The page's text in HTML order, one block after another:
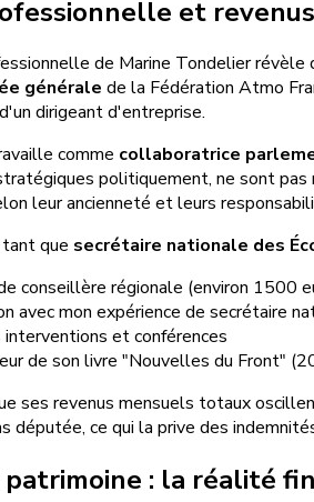
et
de Marine Tondelier
générale de la Fédération Atmo
dirigeant d'entreprise.
comme collaboratrice
politiquement, ne sont
leur ancienneté et leurs
que secrétaire nationale des
conseillère régionale (environ 1500
avec mon expérience de secrétaire
et conférences
de son livre "Nouvelles du Front"
ses revenus mensuels totaux
députée, ce qui la prive des
: la réalité